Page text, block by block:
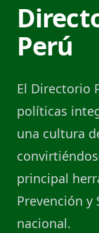
Perú
El Directorio
políticas
una cultura
principal
Prevención y
nacional.